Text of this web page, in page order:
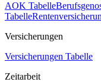
AOK Tabelle
Tabelle
Versicherungen
Versicherungen Tabelle
Zeitarbeit